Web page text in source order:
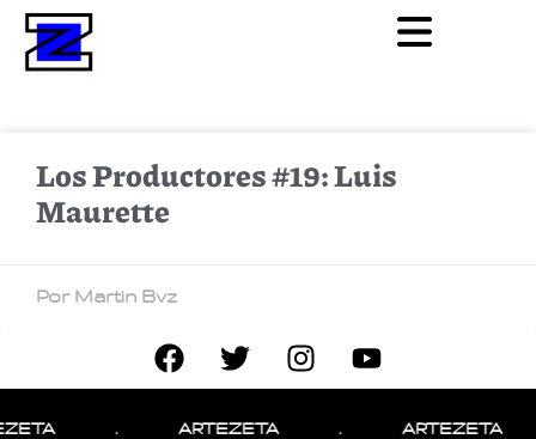
Los Productores #19: Luis
Maurette
Por Martin Bvz
ARTEZETA ARTEZETA